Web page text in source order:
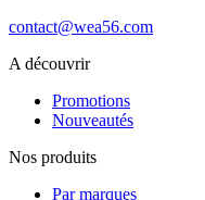
contact@wea56.com
A découvrir
Promotions
Nouveautés
Nos produits
Par marques